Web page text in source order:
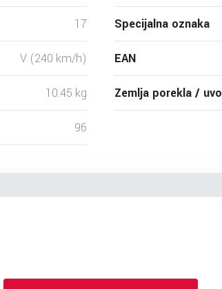
17
V (240 km/h)
10.45 kg
96
Specijalna oznaka
EAN
Zemlja porekla /